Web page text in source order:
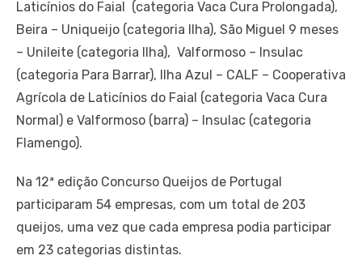
Laticínios do Faial (categoria Vaca Cura Prolongada),
Beira – Uniqueijo (categoria Ilha), São Miguel 9 meses
– Unileite (categoria Ilha), Valformoso – Insulac
(categoria Para Barrar), Ilha Azul – CALF – Cooperativa
Agrícola de Laticínios do Faial (categoria Vaca Cura
Normal) e Valformoso (barra) – Insulac (categoria
Flamengo).
Na 12ª edição Concurso Queijos de Portugal
participaram 54 empresas, com um total de 203
queijos, uma vez que cada empresa podia participar
em 23 categorias distintas.